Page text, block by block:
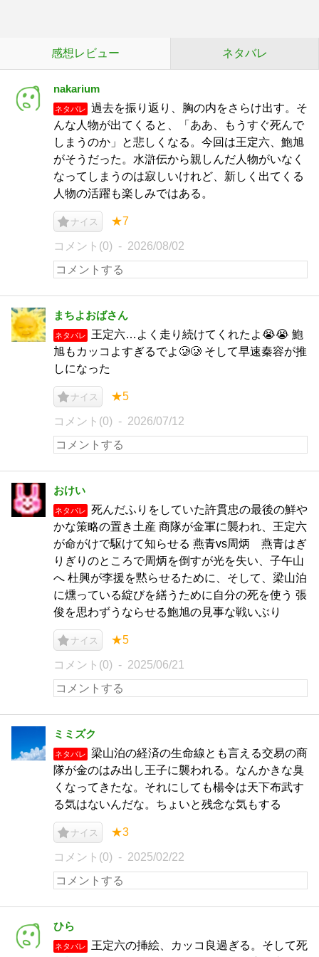
感想レビュー ネタバレ
nakarium
ネタバレ
過去を振り返り、胸の内をさらけ出す。そ
んな人物が出てくると、「ああ、もうすぐ死んで
しまうのか」と悲しくなる。今回は王定六、鮑旭
がそうだった。水滸伝から親しんだ人物がいなく
なってしまうのは寂しいけれど、新しく出てくる
人物の活躍も楽しみではある。
ナイス ★7
コメント(0) 2026/08/02
まちよおばさん
ネタバレ
王定六…よく走り続けてくれたよ😭‎😭‎ 鮑
旭もカッコよすぎるでよ🥲︎🥲︎ そして早速秦容が推
しになった
ナイス ★5
コメント(0) 2026/07/12
おけい
ネタバレ
死んだふりをしていた許貫忠の最後の鮮や
かな策略の置き土産 商隊が金軍に襲われ、王定六
が命がけで駆けて知らせる 燕青vs周炳 燕青はぎ
りぎりのところで周炳を倒すが光を失い、子午山
へ 杜興が李援を黙らせるために、そして、梁山泊
に燻っている綻びを繕うために自分の死を使う 張
俊を思わずうならせる鮑旭の見事な戦いぶり
ナイス ★5
コメント(0) 2025/06/21
ミミズク
ネタバレ
梁山泊の経済の生命線とも言える交易の商
隊が金のはみ出し王子に襲われる。なんかきな臭
くなってきたな。それにしても楊令は天下布武す
る気はないんだな。ちょいと残念な気もする
ナイス ★3
コメント(0) 2025/02/22
ひら
ネタバレ
王定六の挿絵、カッコ良過ぎる。そして死